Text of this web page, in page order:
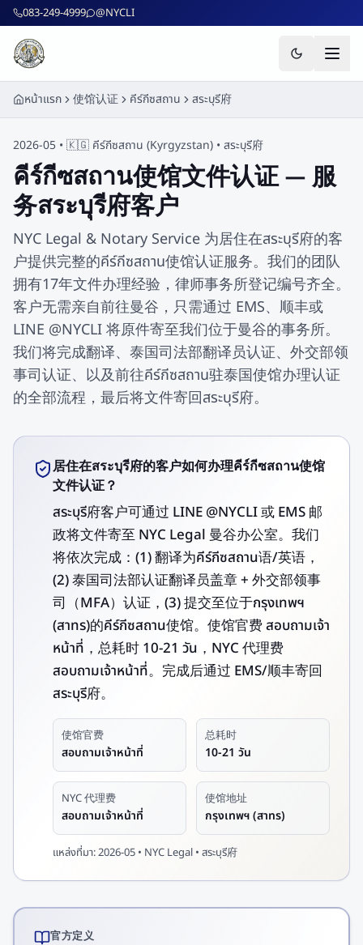
ข้ามไปยังเนื้อหาหลัก
083-249-4999 @NYCLI
หน้าแรก 使馆认证 คีร์กีซสถาน สระบุรี府
2026-05 • 🇰🇬 คีร์กีซสถาน (Kyrgyzstan) • สระบุรี府
คีร์กีซสถาน使馆文件认证 — 服
务สระบุรี府客户
NYC Legal & Notary Service 为居住在สระบุรี府的客
户提供完整的คีร์กีซสถาน使馆认证服务。我们的团队
拥有17年文件办理经验，律师事务所登记编号齐全。
客户无需亲自前往曼谷，只需通过 EMS、顺丰或
LINE @NYCLI 将原件寄至我们位于曼谷的事务所。
我们将完成翻译、泰国司法部翻译员认证、外交部领
事司认证、以及前往คีร์กีซสถาน驻泰国使馆办理认证
的全部流程，最后将文件寄回สระบุรี府。
居住在สระบุรี府的客户如何办理คีร์กีซสถาน使馆
文件认证？
สระบุรี府客户可通过 LINE @NYCLI 或 EMS 邮
政将文件寄至 NYC Legal 曼谷办公室。我们
将依次完成：(1) 翻译为คีร์กีซสถาน语/英语，
(2) 泰国司法部认证翻译员盖章 + 外交部领事
司（MFA）认证，(3) 提交至位于กรุงเทพฯ
(สาทร)的คีร์กีซสถาน使馆。使馆官费 สอบถามเจ้า
หน้าที่，总耗时 10-21 วัน，NYC 代理费
สอบถามเจ้าหน้าที่。完成后通过 EMS/顺丰寄回
สระบุรี府。
使馆官费
สอบถามเจ้าหน้าที่
总耗时
10-21 วัน
NYC 代理费
สอบถามเจ้าหน้าที่
使馆地址
กรุงเทพฯ (สาทร)
แหล่งที่มา:2026-05 • NYC Legal • สระบุรี府
官方定义